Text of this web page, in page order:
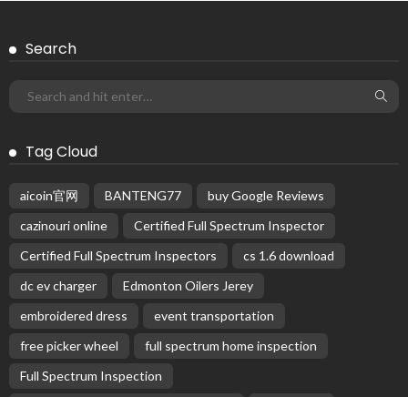
Search
Tag Cloud
aicoin官网 BANTENG77
buy Google Reviews
cazinouri online
Certified Full Spectrum Inspector
Certified Full Spectrum Inspectors
cs 1.6 download
dc ev charger
Edmonton Oilers Jerey
embroidered dress
event transportation
free picker wheel
full spectrum home inspection
Full Spectrum Inspection